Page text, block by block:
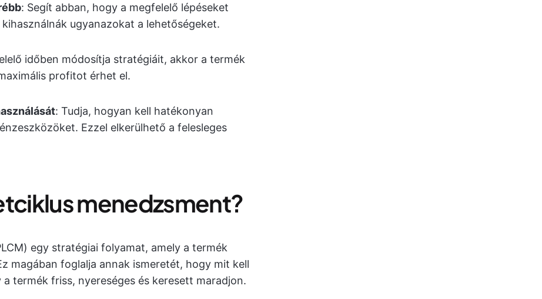
: Segít abban, hogy a megfelelő lépéseket
ugyanazokat a lehetőségeket.
időben módosítja stratégiáit, akkor a termék
profitot érhet el.
: Tudja, hogyan kell hatékonyan
Ezzel elkerülhető a felesleges
menedzsment?
egy stratégiai folyamat, amely a termék
magában foglalja annak ismeretét, hogy mit kell
termék friss, nyereséges és keresett maradjon.